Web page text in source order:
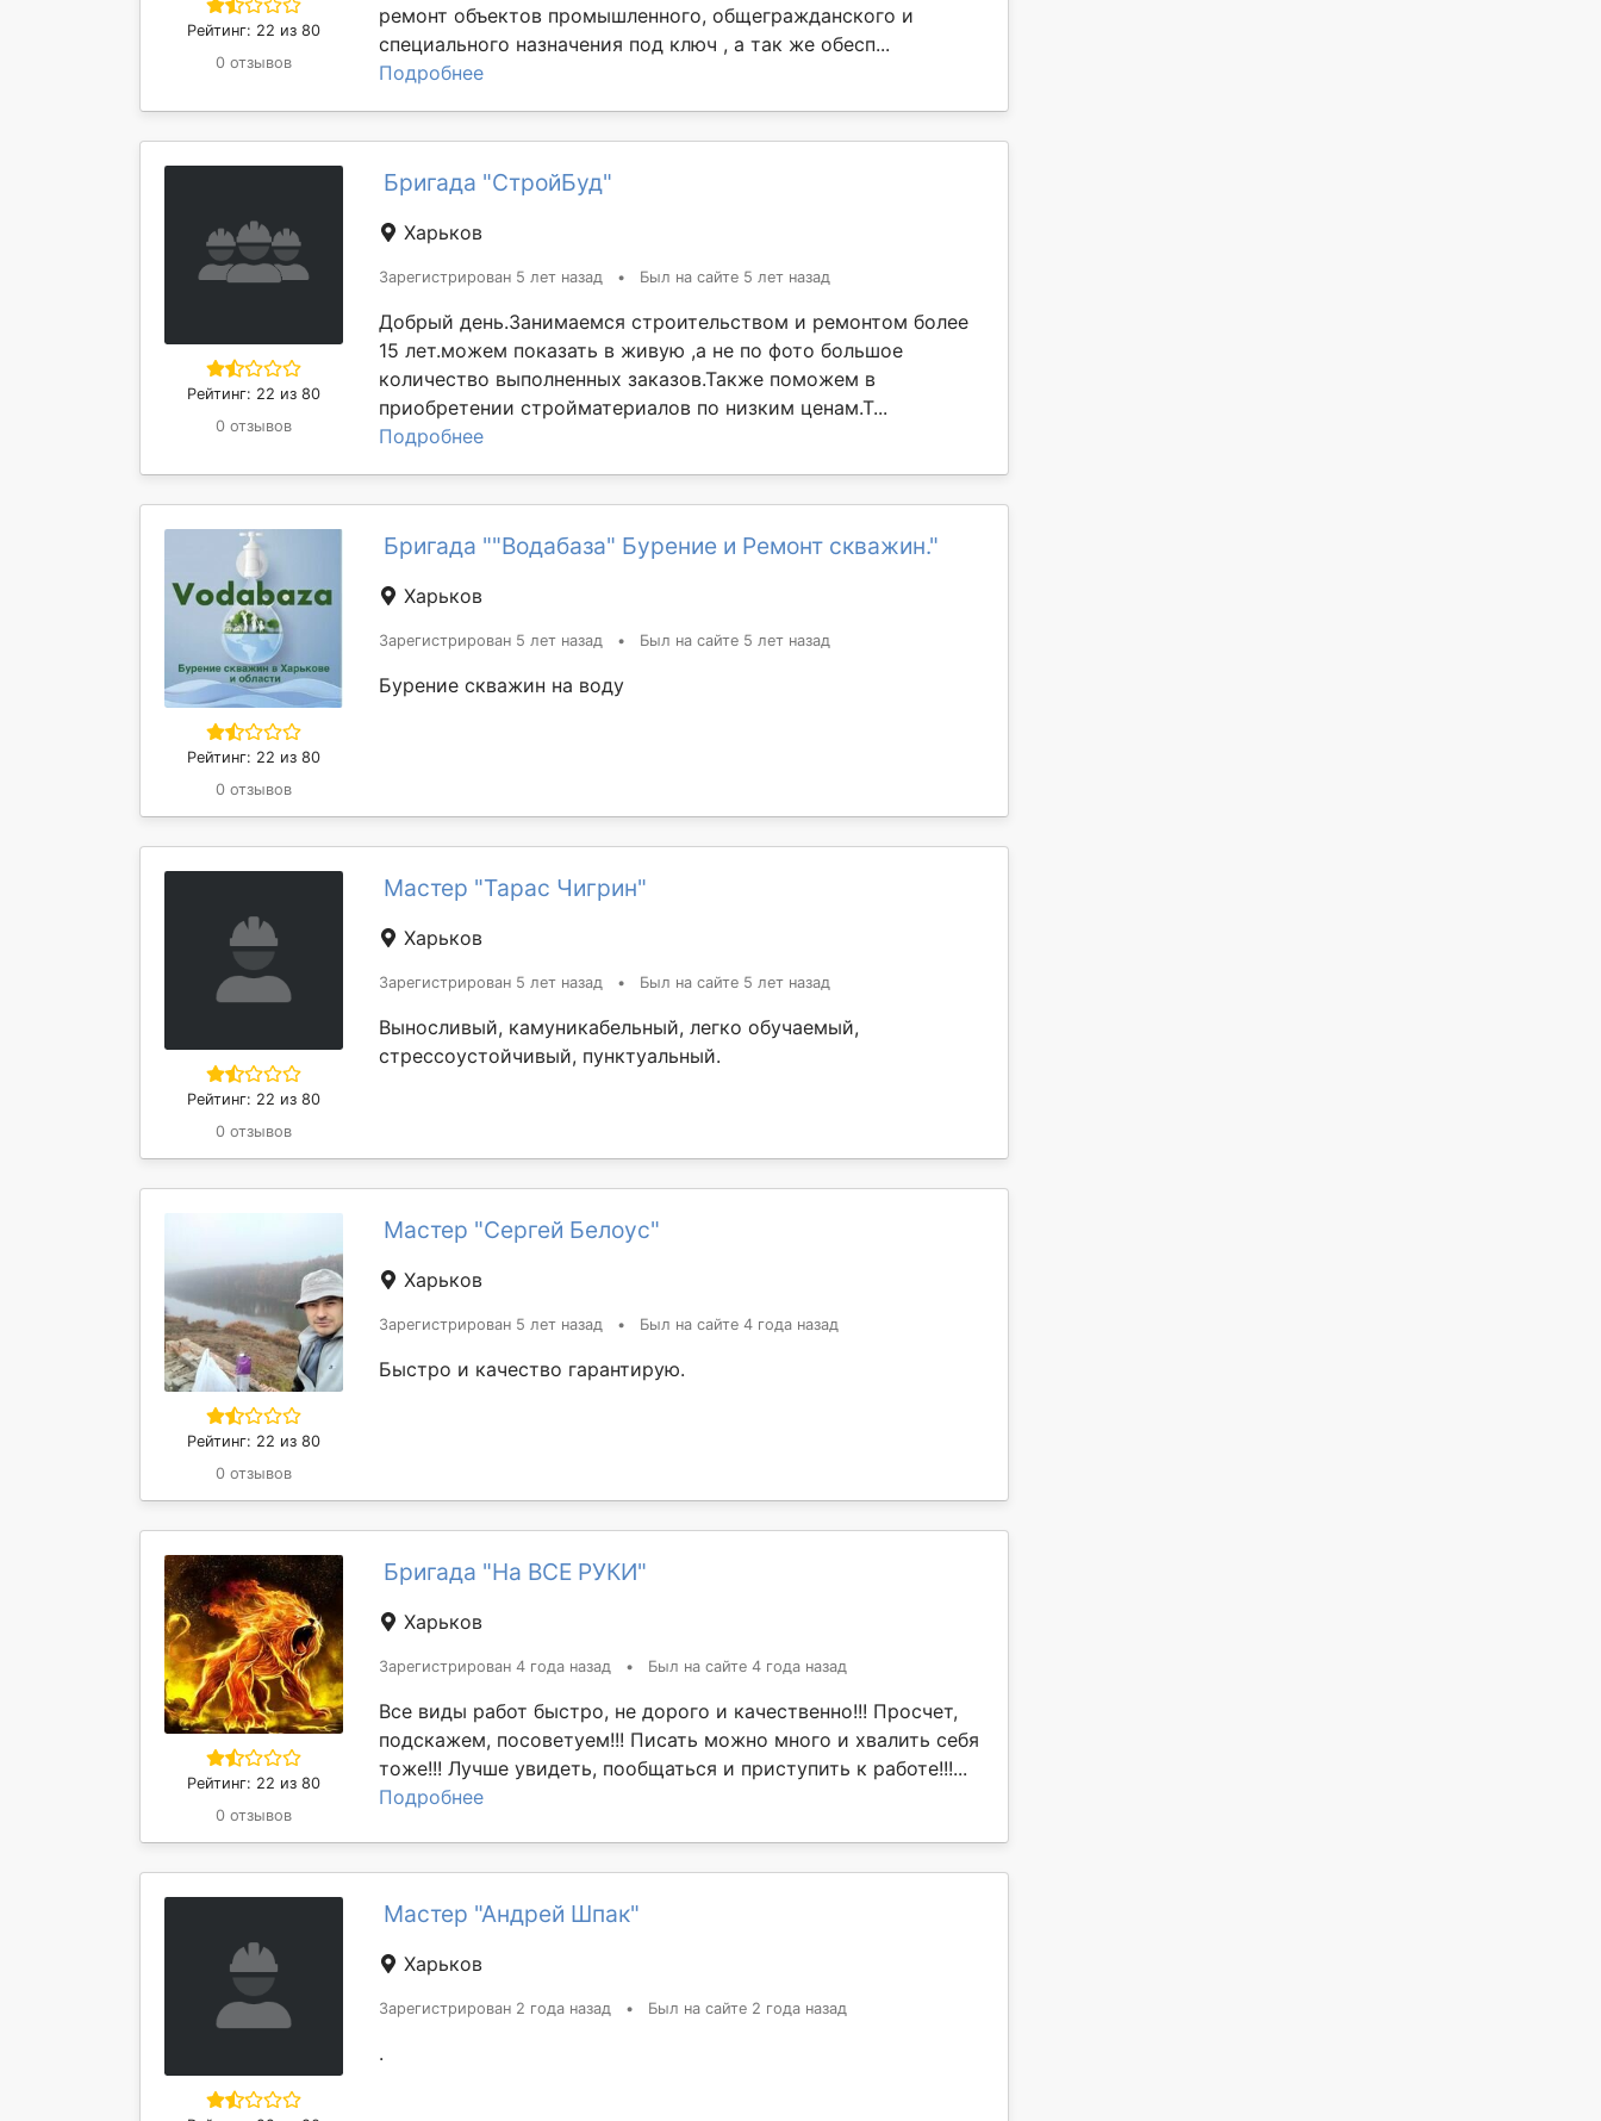
Рейтинг: 22 из 80
0 отзывов
ремонт объектов промышленного, общегражданского и
специального назначения под ключ , а так же обесп...
Подробнее
Рейтинг: 22 из 80
0 отзывов
Бригада "СтройБуд"
Харьков
Зарегистрирован 5 лет назад • Был на сайте 5 лет назад
Добрый день.Занимаемся строительством и ремонтом более
15 лет.можем показать в живую ,а не по фото большое
количество выполненных заказов.Также поможем в
приобретении стройматериалов по низким ценам.Т...
Подробнее
Рейтинг: 22 из 80
0 отзывов
Бригада ""Водабаза" Бурение и Ремонт скважин."
Харьков
Зарегистрирован 5 лет назад • Был на сайте 5 лет назад
Бурение скважин на воду
Рейтинг: 22 из 80
0 отзывов
Мастер "Тарас Чигрин"
Харьков
Зарегистрирован 5 лет назад • Был на сайте 5 лет назад
Выносливый, камуникабельный, легко обучаемый,
стрессоустойчивый, пунктуальный.
Рейтинг: 22 из 80
0 отзывов
Мастер "Сергей Белоус"
Харьков
Зарегистрирован 5 лет назад • Был на сайте 4 года назад
Быстро и качество гарантирую.
Рейтинг: 22 из 80
0 отзывов
Бригада "На ВСЕ РУКИ"
Харьков
Зарегистрирован 4 года назад • Был на сайте 4 года назад
Все виды работ быстро, не дорого и качественно!!! Просчет,
подскажем, посоветуем!!! Писать можно много и хвалить себя
тоже!!! Лучше увидеть, пообщаться и приступить к работе!!!...
Подробнее
Мастер "Андрей Шпак"
Харьков
Зарегистрирован 2 года назад • Был на сайте 2 года назад
.